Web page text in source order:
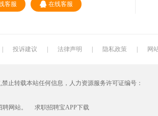
客服 在线客服
投诉建议 法律声明 隐私政策 网
止转载本站任何信息，人力资源服务许可证编号：
聘网站。 求职招聘宝APP下载